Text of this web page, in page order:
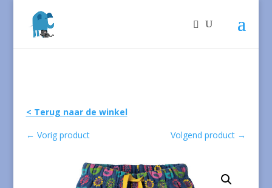
< Terug naar de winkel
← Vorig product Volgend product →